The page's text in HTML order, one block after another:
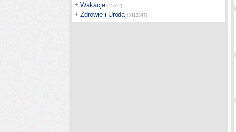
+ Wakacje (15522)
+ Zdrowie i Uroda (3413347)